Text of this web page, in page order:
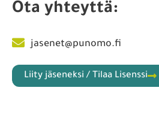
Ota yhteyttä:
jasenet@punomo.fi
Liity jäseneksi / Tilaa Lisenssi